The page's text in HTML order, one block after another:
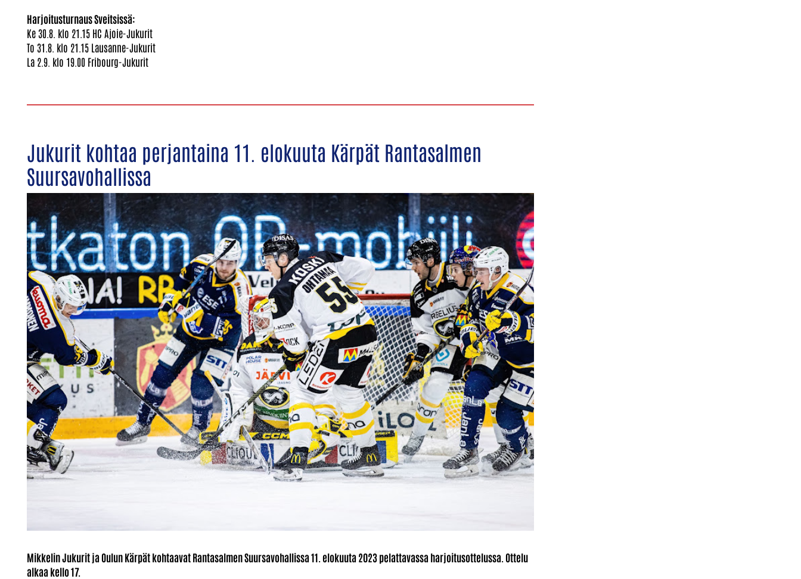
Harjoitusturnaus Sveitsissä:
Ke 30.8. klo 21.15 HC Ajoie-Jukurit
To 31.8. klo 21.15 Lausanne-Jukurit
La 2.9. klo 19.00 Fribourg-Jukurit​​​​​​​
Jukurit kohtaa perjantaina 11. elokuuta Kärpät Rantasalmen
Suursavohallissa
Mikkelin Jukurit ja Oulun Kärpät kohtaavat Rantasalmen Suursavohallissa 11. elokuuta 2023 pelattavassa harjoitusottelussa. Ottelu
alkaa kello 17.